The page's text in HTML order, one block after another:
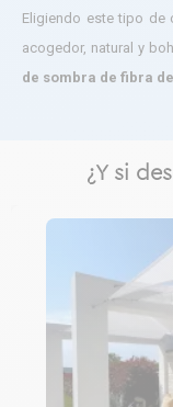
Eligiendo este tipo de
acogedor, natural y
de sombra de fibra
¿Y si